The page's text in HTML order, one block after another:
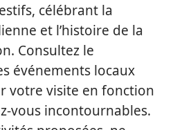
célébrant la
et l’histoire de la
Consultez le
événements locaux
votre visite en fonction
vous incontournables.